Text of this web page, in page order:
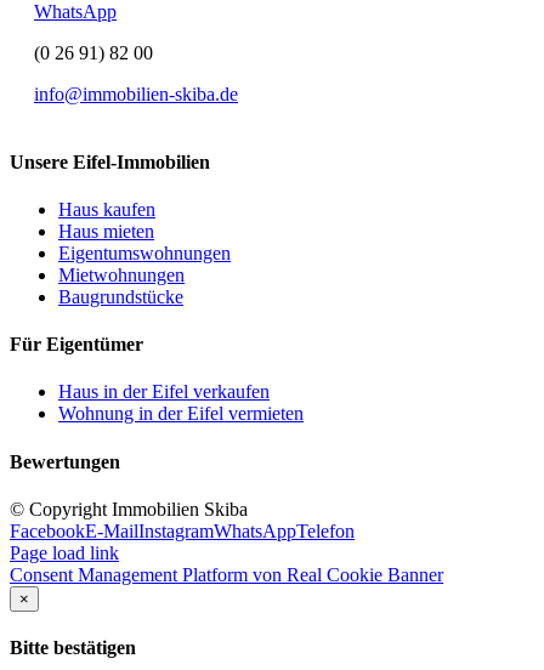
WhatsApp
(0 26 91) 82 00
info@immobilien-skiba.de
Unsere Eifel-Immobilien
Haus kaufen
Haus mieten
Eigentumswohnungen
Mietwohnungen
Baugrundstücke
Für Eigentümer
Haus in der Eifel verkaufen
Wohnung in der Eifel vermieten
Bewertungen
© Copyright Immobilien Skiba
FacebookE-MailInstagramWhatsAppTelefon
Page load link
Consent Management Platform von Real Cookie Banner
×
Bitte bestätigen